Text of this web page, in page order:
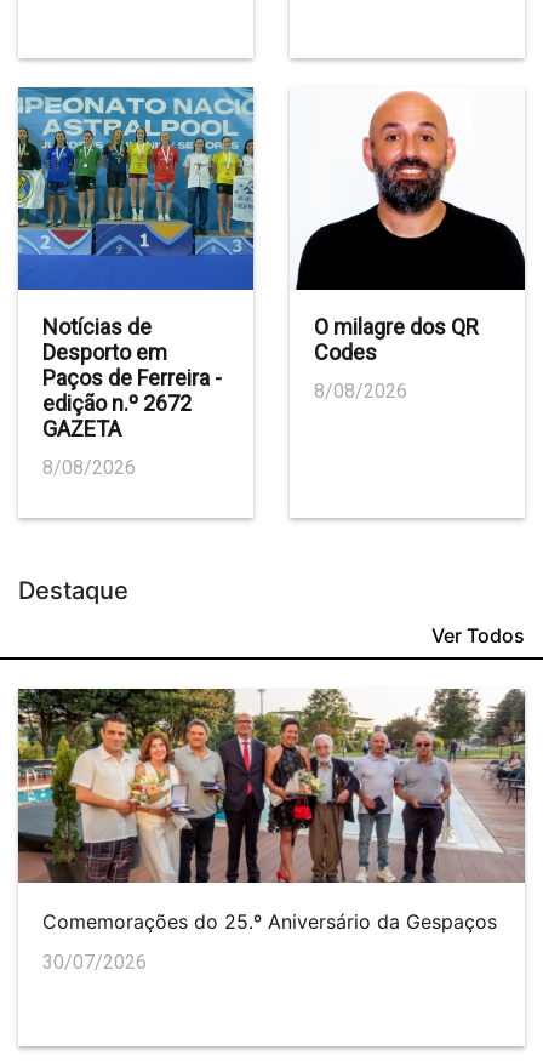
Notícias de
Desporto em
Paços de Ferreira -
edição n.º 2672
GAZETA
8/08/2026
O milagre dos QR
Codes
8/08/2026
Destaque
Ver Todos
Comemorações do 25.º Aniversário da Gespaços
30/07/2026